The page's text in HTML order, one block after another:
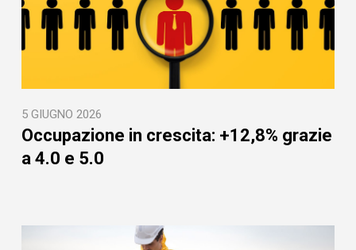
5 GIUGNO 2026
Occupazione in crescita: +12,8% grazie
a 4.0 e 5.0